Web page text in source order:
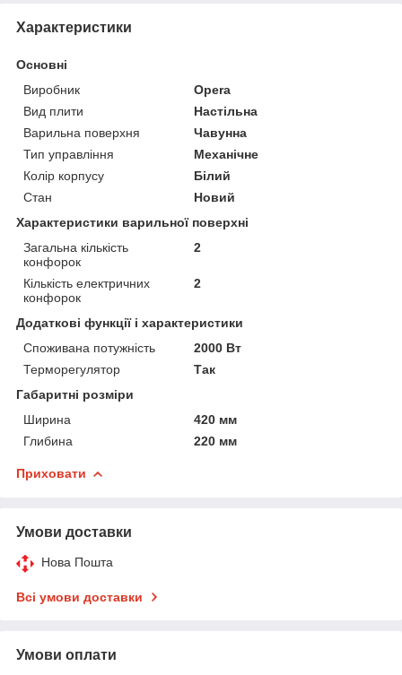
Характеристики
Основні
Виробник
Opera
Вид плити
Настільна
Варильна поверхня
Чавунна
Тип управління
Механічне
Колір корпусу
Білий
Стан
Новий
Характеристики варильної поверхні
Загальна кількість
конфорок
2
Кількість електричних
конфорок
2
Додаткові функції і характеристики
Споживана потужність
2000 Вт
Терморегулятор
Так
Габаритні розміри
Ширина
420 мм
Глибина
220 мм
Приховати
Умови доставки
Нова Пошта
Всі умови доставки
Умови оплати